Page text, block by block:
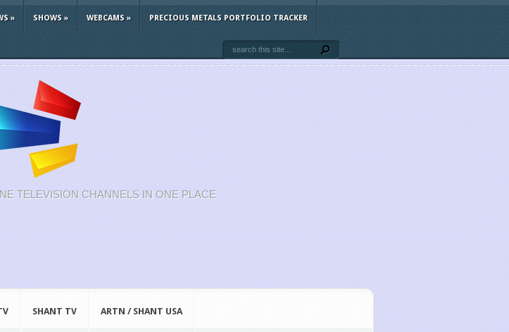
» SHOWS » WEBCAMS » PRECIOUS METALS PORTFOLIO TRACKER
TELEVISION CHANNELS IN ONE PLACE
SHANT TV ARTN / SHANT USA